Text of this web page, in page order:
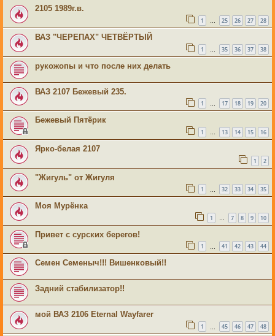
2105 1989г.в.
1 … 25 26 27 28
ВАЗ "ЧЕРЕПАХ" ЧЕТВЁРТЫЙ
1 … 35 36 37 38
рукожопы и что после них делать
ВАЗ 2107 Бежевый 235.
1 17 18 19 20
Бежевый Пятёрик
1 … 13 14 15 16
Ярко-белая 2107
1 2
"Жигуль" от Жигуля
1 32 33 34 35
Моя Мурёнка
1 … 7 8 9 10
Привет с сурских берегов!
1 41 42 43 44
Семен Семеныч!!! Вишенковый!!
Задний стабилизатор!!
мой ВАЗ 2106 Eternal Wayfarer
1 45 46 47 48